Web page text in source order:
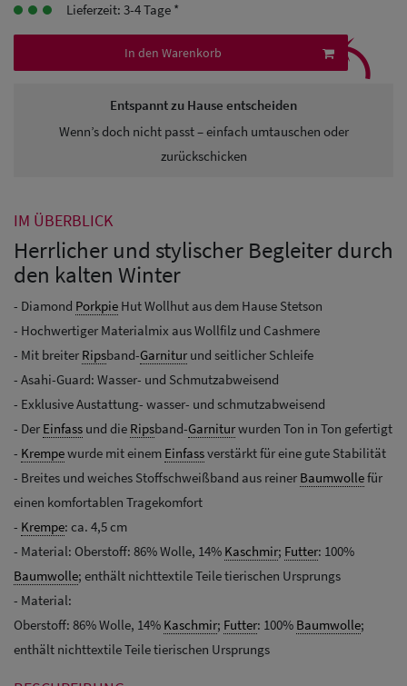
Schutz Caps
Lieferzeit: 3-4 Tage *
In den Warenkorb
Entspannt zu Hause entscheiden
Wenn’s doch nicht passt – einfach umtauschen oder
zurückschicken
⤹
IM ÜBERBLICK
Herrlicher und stylischer Begleiter durch
den kalten Winter
- Diamond Porkpie Hut Wollhut aus dem Hause Stetson
- Hochwertiger Materialmix aus Wollfilz und Cashmere
- Mit breiter Ripsband-Garnitur und seitlicher Schleife
- Asahi-Guard: Wasser- und Schmutzabweisend
- Exklusive Austattung- wasser- und schmutzabweisend
- Der Einfass und die Ripsband-Garniturwurden Ton in Ton gefertigt
- Krempewurde mit einem Einfassverstärkt für eine gute Stabilität
- Breites und weiches Stoffschweißband aus reiner Baumwollefür
einen komfortablen Tragekomfort
- Krempe: ca. 4,5 cm
- Material: Oberstoff: 86% Wolle, 14% Kaschmir; Futter: 100%
Baumwolle; enthält nichttextile Teile tierischen Ursprungs
- Material:
Oberstoff: 86% Wolle, 14% Kaschmir; Futter: 100% Baumwolle;
enthält nichttextile Teile tierischen Ursprungs